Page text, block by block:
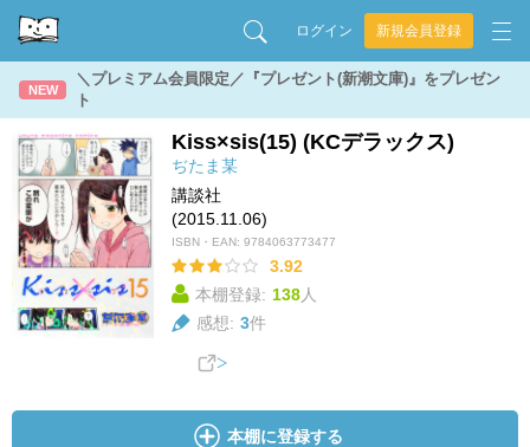
ログイン 新規会員登録
NEW
＼プレミアム会員限定／『プレゼント(新潮文庫)』をプレゼン
ト
Kiss×sis(15) (KCデラックス)
ぢたま某
講談社
(2015.11.06)
ISBN・EAN: 9784063773477
3.92
本棚登録: 138人
感想: 3件
本棚に登録する